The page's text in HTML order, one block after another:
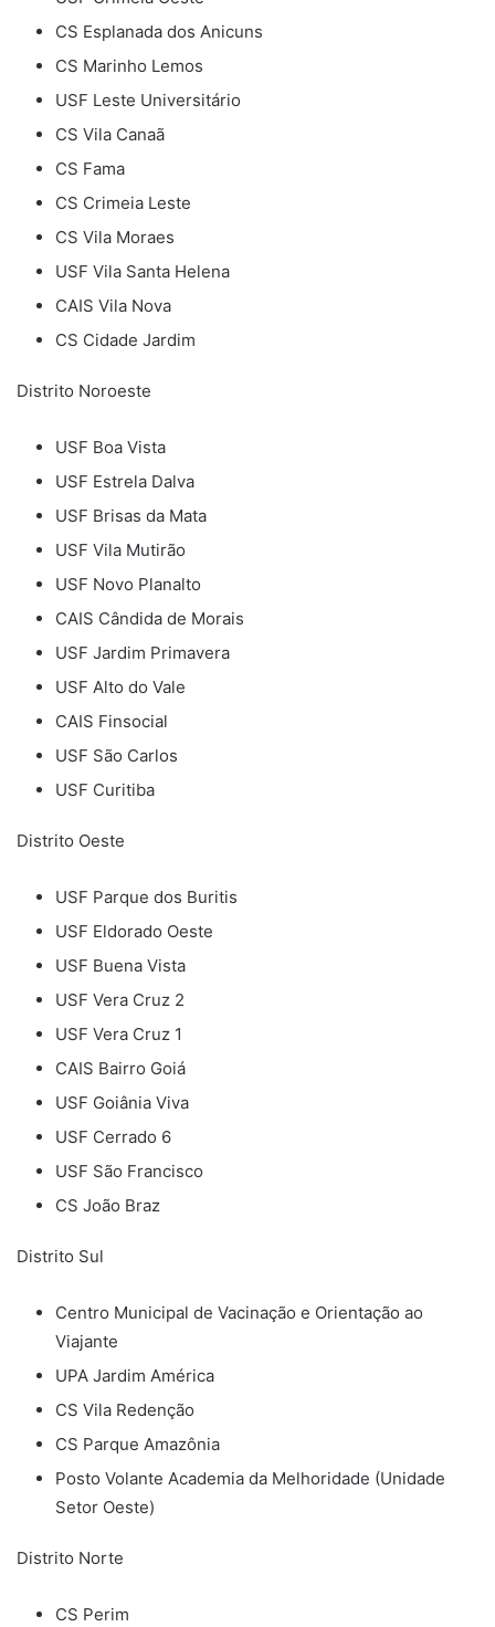
CS Esplanada dos Anicuns
CS Marinho Lemos
USF Leste Universitário
CS Vila Canaã
CS Fama
CS Crimeia Leste
CS Vila Moraes
USF Vila Santa Helena
CAIS Vila Nova
CS Cidade Jardim
Distrito Noroeste
USF Boa Vista
USF Estrela Dalva
USF Brisas da Mata
USF Vila Mutirão
USF Novo Planalto
CAIS Cândida de Morais
USF Jardim Primavera
USF Alto do Vale
CAIS Finsocial
USF São Carlos
USF Curitiba
Distrito Oeste
USF Parque dos Buritis
USF Eldorado Oeste
USF Buena Vista
USF Vera Cruz 2
USF Vera Cruz 1
CAIS Bairro Goiá
USF Goiânia Viva
USF Cerrado 6
USF São Francisco
CS João Braz
Distrito Sul
Centro Municipal de Vacinação e Orientação ao
Viajante
UPA Jardim América
CS Vila Redenção
CS Parque Amazônia
Posto Volante Academia da Melhoridade (Unidade
Setor Oeste)
Distrito Norte
CS Perim